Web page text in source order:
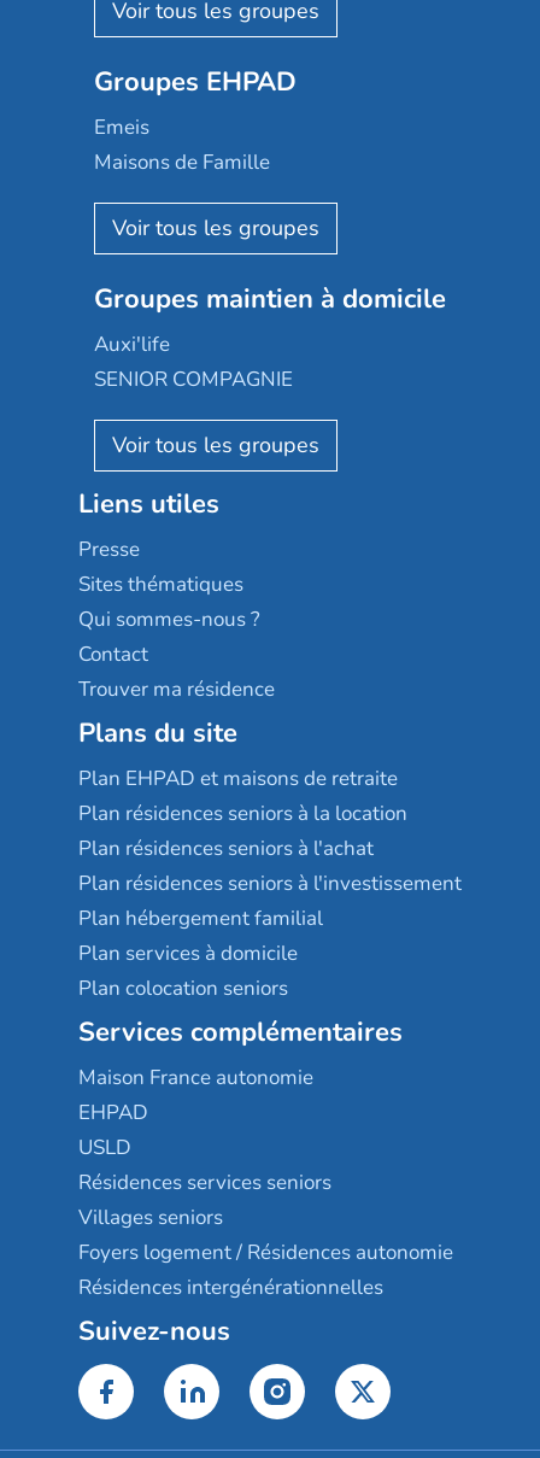
Les Résidentiels
Mobicap
Domusvi
Happy Senior
Aquarelia
Nexity edenea
Les jardins d'Arcadie
Occitalia
Appartseniors
Reseda
Stella management
Les villages d'or
Sérénys
Résidences services Villa Médicis
Groupes EHPAD
Emeis
Maisons de Famille
Korian
Emera
Groupe SOS
Le Noble Âge
Almage
Résidalya
Groupe aplus
Groupes maintien à domicile
Auxi'life
SENIOR COMPAGNIE
AGE D'OR Services
Liens utiles
Presse
Sites thématiques
Qui sommes-nous ?
Contact
Trouver ma résidence
Plans du site
Plan EHPAD et maisons de retraite
Plan résidences seniors à la location
Plan résidences seniors à l'achat
Plan résidences seniors à l'investissement
Plan hébergement familial
Plan services à domicile
Plan colocation seniors
Services complémentaires
Maison France autonomie
EHPAD
USLD
Résidences services seniors
Villages seniors
Foyers logement / Résidences autonomie
Résidences intergénérationnelles
Suivez-nous